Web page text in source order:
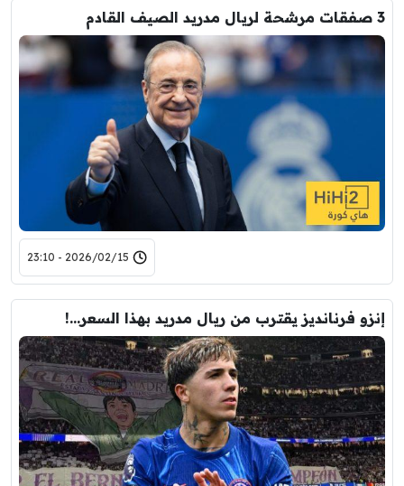
3 صفقات مرشحة لريال مدريد الصيف القادم
2026/02/15 - 23:10
إنزو فرنانديز يقترب من ريال مدريد بهذا السعر…!